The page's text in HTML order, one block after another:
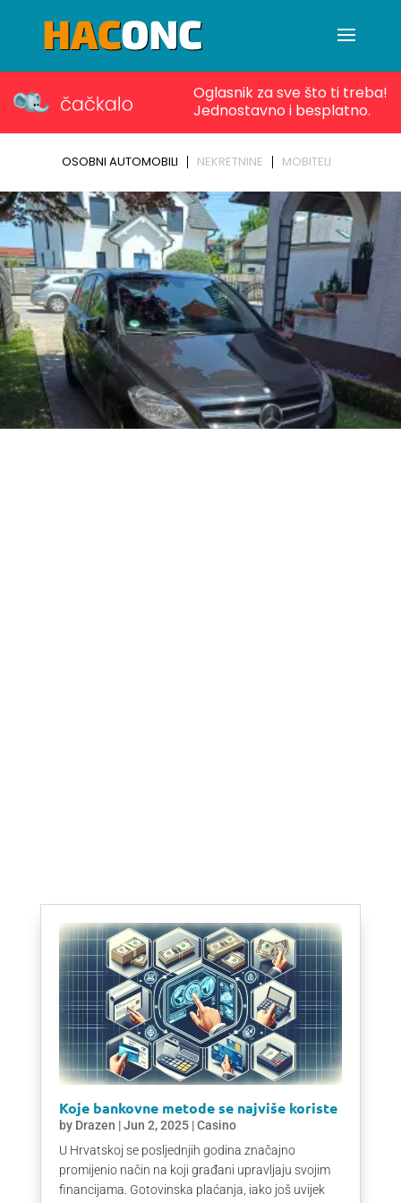
Koje bankovne metode se najviše koriste
by Drazen |Jun 2, 2025|Casino
U Hrvatskoj se posljednjih godina značajno
promijenio način na koji građani upravljaju svojim
financijama. Gotovinska plaćanja, iako još uvijek